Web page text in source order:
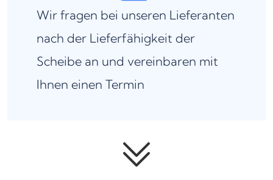
Wir fragen bei unseren Lieferanten
nach der Lieferfähigkeit der
Scheibe an und vereinbaren mit
Ihnen einen Termin